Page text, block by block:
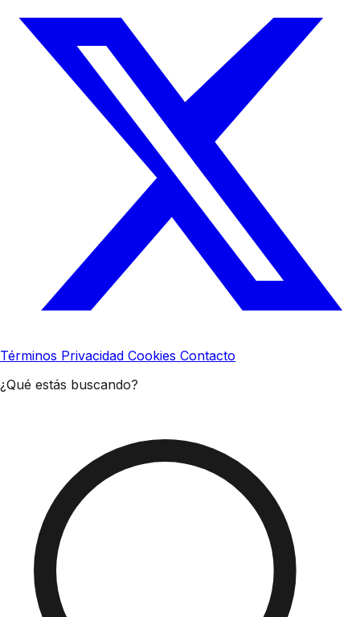
Términos Privacidad Cookies Contacto
¿Qué estás buscando?